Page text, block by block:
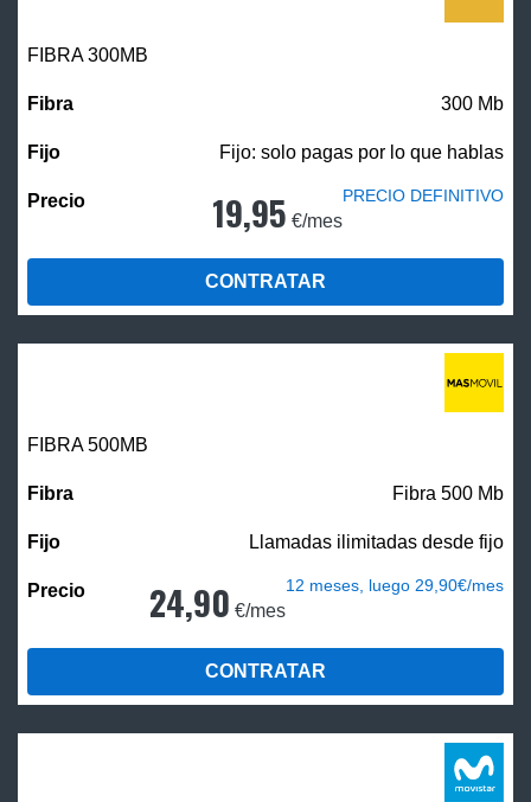
FIBRA 300MB
300 Mb
Fijo: solo pagas por lo que hablas
19,95 €/mes
PRECIO DEFINITIVO
CONTRATAR
FIBRA500MB
Fibra 500 Mb
Llamadas ilimitadas desde fijo
24,90 €/mes
12 meses, luego 29,90€/mes
CONTRATAR